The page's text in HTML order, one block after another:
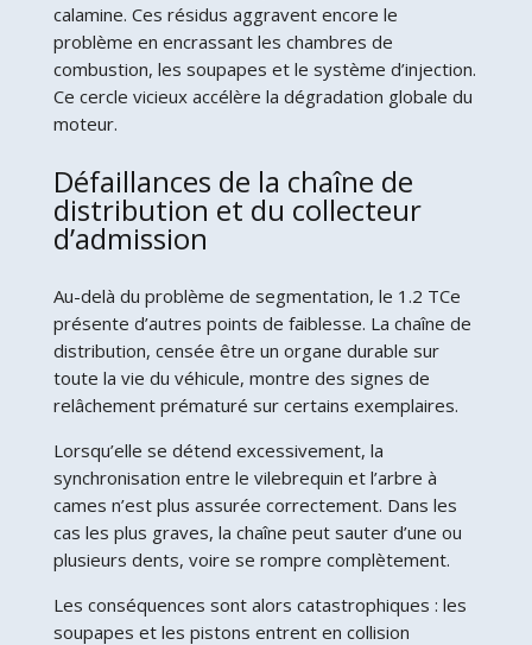
calamine. Ces résidus aggravent encore le
problème en encrassant les chambres de
combustion, les soupapes et le système d’injection.
Ce cercle vicieux accélère la dégradation globale du
moteur.
Défaillances de la chaîne de
distribution et du collecteur
d’admission
Au-delà du problème de segmentation, le 1.2 TCe
présente d’autres points de faiblesse. La chaîne de
distribution, censée être un organe durable sur
toute la vie du véhicule, montre des signes de
relâchement prématuré sur certains exemplaires.
Lorsqu’elle se détend excessivement, la
synchronisation entre le vilebrequin et l’arbre à
cames n’est plus assurée correctement. Dans les
cas les plus graves, la chaîne peut sauter d’une ou
plusieurs dents, voire se rompre complètement.
Les conséquences sont alors catastrophiques : les
soupapes et les pistons entrent en collision